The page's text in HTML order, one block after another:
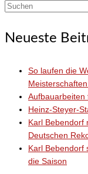
Suchen
Neueste
So laufen die
Aufbauarbeiten
Heinz-Steyer-
Karl Bebendorf
Deutschen
Karl Bebendorf
die Saison